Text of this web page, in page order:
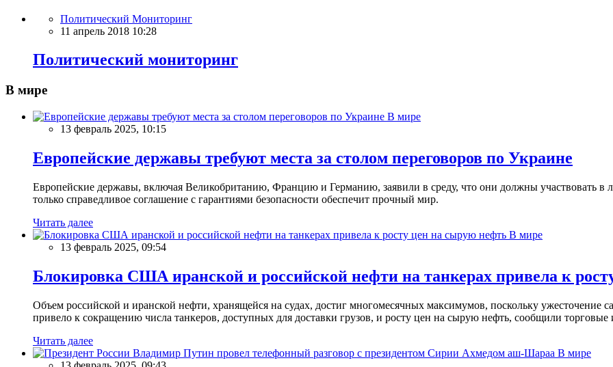
Политический Мониторинг
11 апрель 2018 10:28
Политический мониторинг
В мире
В мире
13 февраль 2025, 10:15
Европейские державы требуют места за столом переговоров по Украине
Европейские державы, включая Великобританию, Францию и Германию, заявили в среду, что они должны участвовать в
только справедливое соглашение с гарантиями безопасности обеспечит прочный мир.
Читать далее
В мире
13 февраль 2025, 09:54
Блокировка США иранской и российской нефти на танкерах привела к
Объем российской и иранской нефти, хранящейся на судах, достиг многомесячных максимумов, поскольку
привело к сокращению числа танкеров, доступных для доставки грузов, и росту цен на сырую нефть, сообщили торговые
Читать далее
В мире